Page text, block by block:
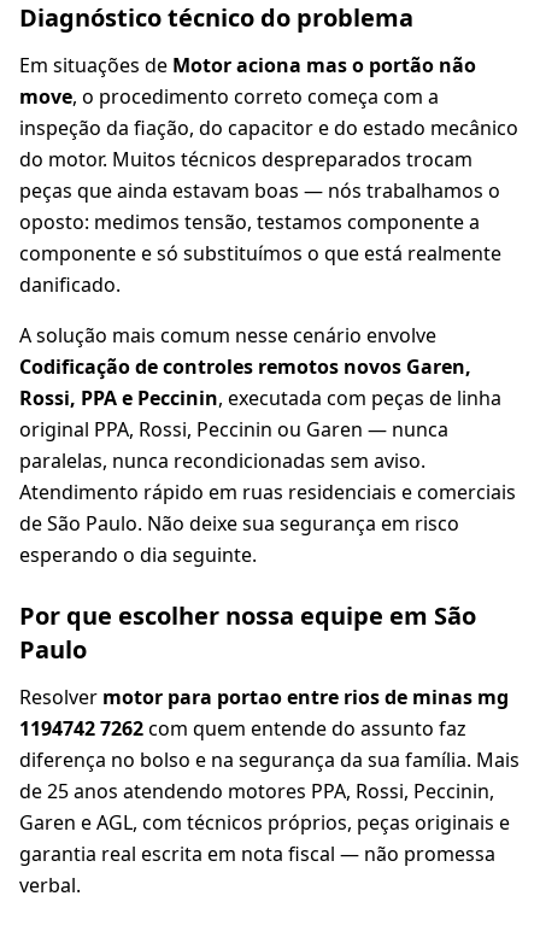
Diagnóstico técnico do problema
Em situações de Motor aciona mas o portão não
move, o procedimento correto começa com a
inspeção da fiação, do capacitor e do estado mecânico
do motor. Muitos técnicos despreparados trocam
peças que ainda estavam boas — nós trabalhamos o
oposto: medimos tensão, testamos componente a
componente e só substituímos o que está realmente
danificado.
A solução mais comum nesse cenário envolve
Codificação de controles remotos novos Garen,
Rossi, PPA e Peccinin, executada com peças de linha
original PPA, Rossi, Peccinin ou Garen — nunca
paralelas, nunca recondicionadas sem aviso.
Atendimento rápido em ruas residenciais e comerciais
de São Paulo. Não deixe sua segurança em risco
esperando o dia seguinte.
Por que escolher nossa equipe em São
Paulo
Resolver motor para portao entre rios de minas mg
1194742 7262com quem entende do assunto faz
diferença no bolso e na segurança da sua família. Mais
de 25 anos atendendo motores PPA, Rossi, Peccinin,
Garen e AGL, com técnicos próprios, peças originais e
garantia real escrita em nota fiscal — não promessa
verbal.